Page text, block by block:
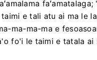
e tali atu ai ma le
ma-ma-ma e
fo'i le taimi e tatala ai